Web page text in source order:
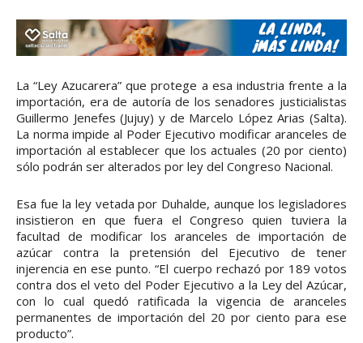
La “Ley Azucarera” que protege a esa industria frente a la
importación, era de autoría de los senadores justicialistas
Guillermo Jenefes (Jujuy) y de Marcelo López Arias (Salta).
La norma impide al Poder Ejecutivo modificar aranceles de
importación al establecer que los actuales (20 por ciento)
sólo podrán ser alterados por ley del Congreso Nacional.
Esa fue la ley vetada por Duhalde, aunque los legisladores
insistieron en que fuera el Congreso quien tuviera la
facultad de modificar los aranceles de importación de
azúcar contra la pretensión del Ejecutivo de tener
injerencia en ese punto. “El cuerpo rechazó por 189 votos
contra dos el veto del Poder Ejecutivo a la Ley del Azúcar,
con lo cual quedó ratificada la vigencia de aranceles
permanentes de importación del 20 por ciento para ese
producto”.